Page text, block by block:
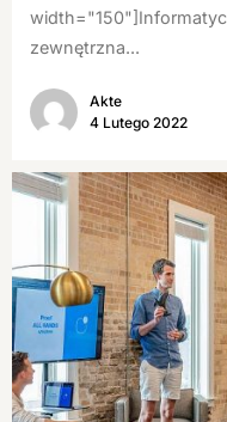
zewnętrzna...
Akte
4 Lutego 2022